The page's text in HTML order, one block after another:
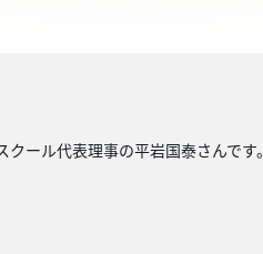
ール代表理事の平岩国泰さんです。